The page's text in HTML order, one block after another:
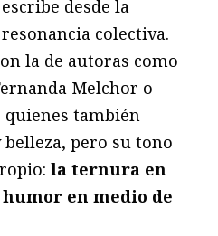
desde la
colectiva.
la de autoras como
Melchor o
quienes también
pero su tono
la ternura en
en medio de